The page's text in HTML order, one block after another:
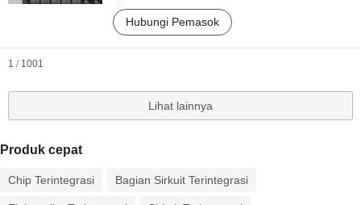
Hubungi Pemasok
1 / 1001
Lihat lainnya
Produk cepat
Chip Terintegrasi Bagian Sirkuit Terintegrasi